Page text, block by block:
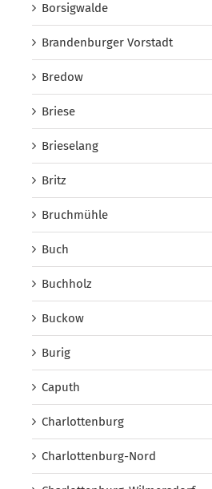
Borsigwalde
Brandenburger Vorstadt
Bredow
Briese
Brieselang
Britz
Bruchmühle
Buch
Buchholz
Buckow
Burig
Caputh
Charlottenburg
Charlottenburg-Nord